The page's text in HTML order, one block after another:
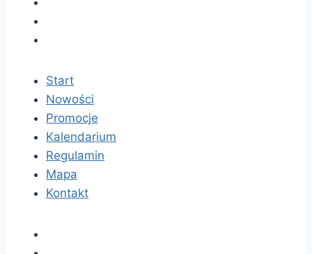
Start
Nowości
Promocje
Kalendarium
Regulamin
Mapa
Kontakt